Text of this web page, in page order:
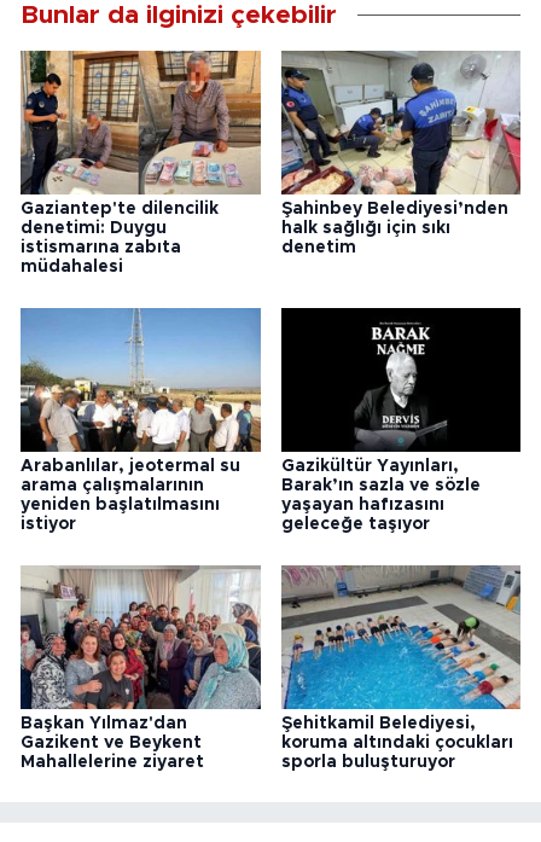
Bunlar da ilginizi çekebilir
Gaziantep'te dilencilik
denetimi: Duygu
istismarına zabıta
müdahalesi
Şahinbey Belediyesi’nden
halk sağlığı için sıkı
denetim
Arabanlılar, jeotermal su
arama çalışmalarının
yeniden başlatılmasını
istiyor
Gazikültür Yayınları,
Barak’ın sazla ve sözle
yaşayan hafızasını
geleceğe taşıyor
Başkan Yılmaz'dan
Gazikent ve Beykent
Mahallelerine ziyaret
Şehitkamil Belediyesi,
koruma altındaki çocukları
sporla buluşturuyor